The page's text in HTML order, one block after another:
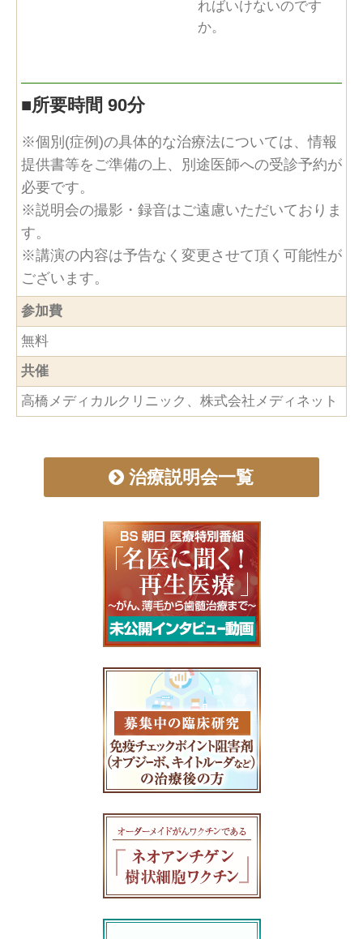
ればいけないのです
か。
■所要時間 90分
※個別(症例)の具体的な治療法については、情報
提供書等をご準備の上、別途医師への受診予約が
必要です。
※説明会の撮影・録音はご遠慮いただいておりま
す。
※講演の内容は予告なく変更させて頂く可能性が
ございます。
参加費
無料
共催
高橋メディカルクリニック、株式会社メディネット
治療説明会一覧